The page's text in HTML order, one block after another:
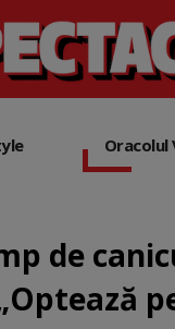
de